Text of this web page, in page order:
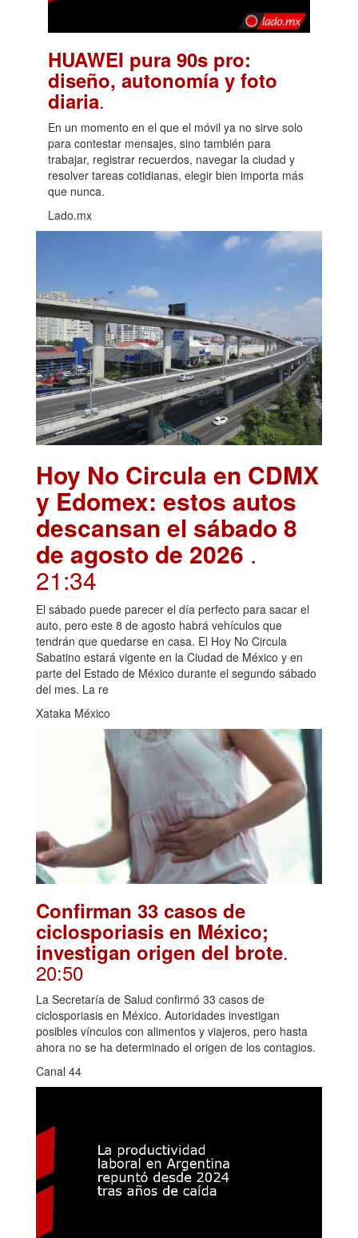
HUAWEI pura 90s pro:
diseño, autonomía y foto
diaria.
En un momento en el que el móvil ya no sirve solo
para contestar mensajes, sino también para
trabajar, registrar recuerdos, navegar la ciudad y
resolver tareas cotidianas, elegir bien importa más
que nunca.
Lado.mx
Hoy No Circula en CDMX
y Edomex: estos autos
descansan el sábado 8
de agosto de 2026 .
21:34
El sábado puede parecer el día perfecto para sacar el
auto, pero este 8 de agosto habrá vehículos que
tendrán que quedarse en casa. El Hoy No Circula
Sabatino estará vigente en la Ciudad de México y en
parte del Estado de México durante el segundo sábado
del mes. La re
Xataka México
Confirman 33 casos de
ciclosporiasis en México;
investigan origen del brote.
20:50
La Secretaría de Salud confirmó 33 casos de
ciclosporiasis en México. Autoridades investigan
posibles vínculos con alimentos y viajeros, pero hasta
ahora no se ha determinado el origen de los contagios.
Canal 44